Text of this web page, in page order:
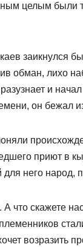
целым были
заикнулся
обман, лихо
и
он бежал
приют в
для него
что скажете
возразить